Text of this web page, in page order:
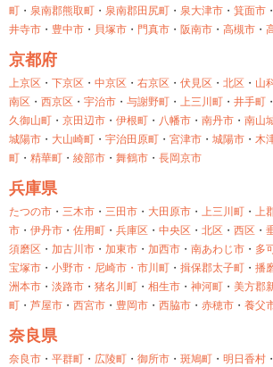
町 ・ 泉南郡熊取町 ・ 泉南郡田尻町 ・ 泉大津市 ・ 箕面市 ・
井寺市 ・ 豊中市 ・ 貝塚市 ・ 門真市 ・ 阪南市 ・ 高槻市 ・
京都府
上京区 ・ 下京区 ・ 中京区 ・ 右京区 ・ 伏見区 ・ 北区 ・ 山
南区 ・ 西京区 ・ 宇治市 ・ 与謝野町 ・ 上三川町 ・ 井手町 ・
久御山町 ・ 京田辺市 ・ 伊根町 ・ 八幡市 ・ 南丹市 ・ 南山
城陽市 ・ 大山崎町 ・ 宇治田原町 ・ 宮津市 ・ 城陽市 ・ 木
町 ・ 精華町 ・ 綾部市 ・ 舞鶴市 ・ 長岡京市
兵庫県
たつの市 ・ 三木市 ・ 三田市 ・ 大田原市 ・ 上三川町 ・ 上
市 ・ 伊丹市 ・ 佐用町 ・ 兵庫区 ・ 中央区 ・ 北区 ・ 西区 ・
須磨区 ・ 加古川市 ・ 加東市 ・ 加西市 ・ 南あわじ市 ・ 多
宝塚市 ・ 小野市・ 尼崎市・ 市川町 ・ 揖保郡太子町 ・ 播
洲本市 ・ 淡路市 ・ 猪名川町 ・ 相生市 ・ 神河町 ・ 美方郡
町 ・ 芦屋市 ・ 西宮市 ・ 豊岡市 ・ 西脇市 ・ 赤穂市 ・ 養父
奈良県
奈良市 ・ 平群町 ・ 広陵町 ・ 御所市 ・ 斑鳩町 ・ 明日香村 ・